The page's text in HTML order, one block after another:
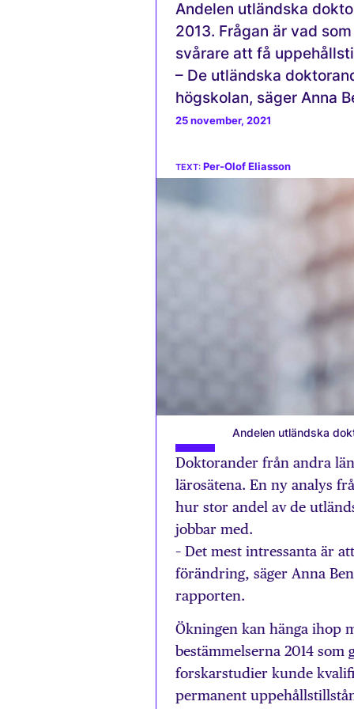
Andelen utländska
2013. Frågan är vad
svårare att få
– De utländska
högskolan, säger Anna
25 november, 2021
Per-Olof Eliasson
Andelen utländska
Doktorander från andra
lärosätena. En ny analys
hur stor andel av de
jobbar med.
– Det mest intressanta är
förändring, säger Anna
rapporten.
Ökningen kan hänga ihop
bestämmelserna 2014 som
forskarstudier kunde
permanent